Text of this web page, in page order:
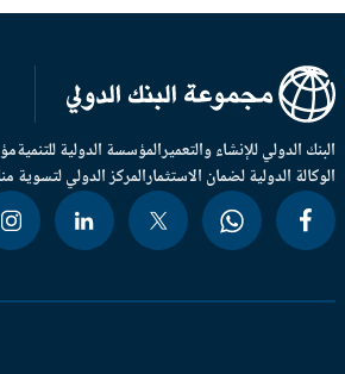
الدولي للإنشاء والتعميرالمؤسسة الدولية للتنمية
الدولية لضمان الاستثمارالمركز الدولي لتسوية